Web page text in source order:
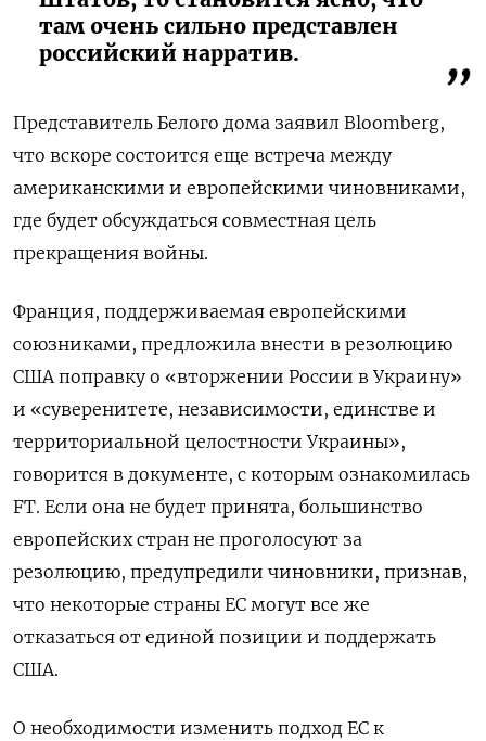
там очень сильно представлен
российский нарратив.
Представитель Белого дома заявил Bloomberg,
что вскоре состоится еще встреча между
американскими и европейскими чиновниками,
где будет обсуждаться совместная цель
прекращения войны.
Франция, поддерживаемая европейскими
союзниками, предложила внести в резолюцию
США поправку о «вторжении России в Украину»
и «суверенитете, независимости, единстве и
территориальной целостности Украины»,
говорится в документе, с которым ознакомилась
FT. Если она не будет принята, большинство
европейских стран не проголосуют за
резолюцию, предупредили чиновники, признав,
что некоторые страны ЕС могут все же
отказаться от единой позиции и поддержать
США.
О необходимости изменить подход ЕС к